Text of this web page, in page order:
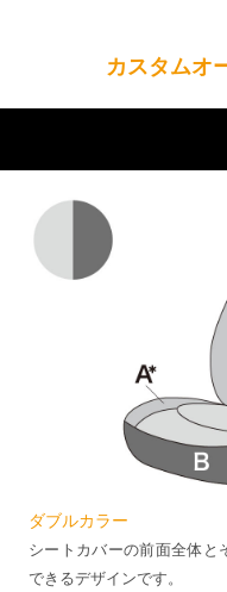
カスタムオ
ダブルカラー
シートカバーの前面全体と
できるデザインです。